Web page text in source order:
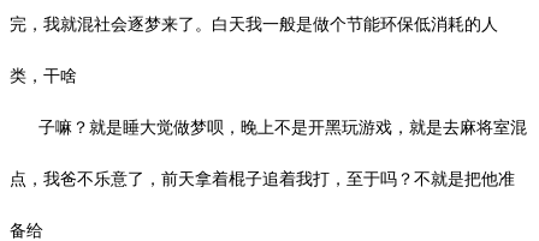
完，我就混社会逐梦来了。白天我一般是做个节能环保低消耗的人
类，干啥
子嘛？就是睡大觉做梦呗，晚上不是开黑玩游戏，就是去麻将室混
点，我爸不乐意了，前天拿着棍子追着我打，至于吗？不就是把他准
备给